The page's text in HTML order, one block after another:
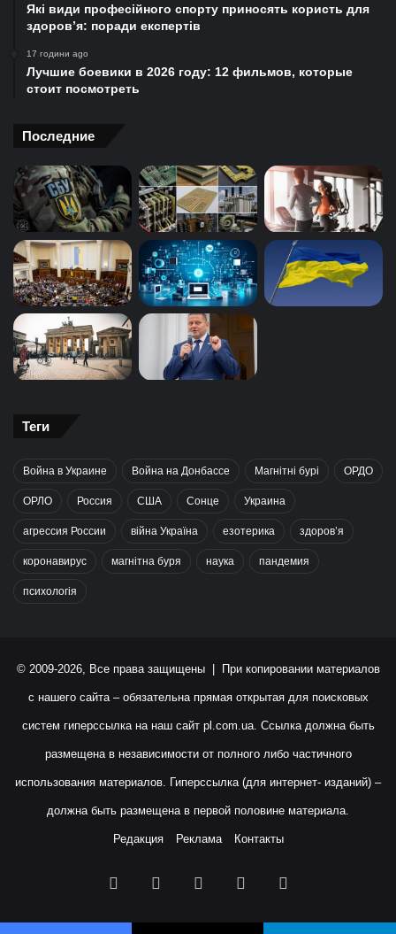
Які види професійного спорту приносять користь для
здоров’я: поради експертів
17 години ago
Лучшие боевики в 2026 году: 12 фильмов, которые
стоит посмотреть
Последние
Теги
Война в Украине Война на Донбассе Магнітні бурі ОРДО
ОРЛО Россия США Сонце Украина
агрессия России війна Україна езотерика здоров’я
коронавирус магнітна буря наука пандемия
психологія
© 2009-2026, Все права защищены | При копировании материалов
с нашего сайта – обязательна прямая открытая для поисковых
систем гиперссылка на наш сайт pl.com.ua. Ссылка должна быть
размещена в независимости от полного либо частичного
использования материалов. Гиперссылка (для интернет- изданий) –
должна быть размещена в первой половине материала.
Редакция Реклама Контакты
Facebook YouTubeInstagram